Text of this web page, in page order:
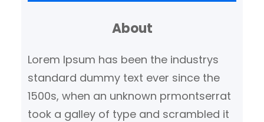
About
Lorem Ipsum has been the industrys
standard dummy text ever since the
1500s, when an unknown prmontserrat
took a galley of type and scrambled it